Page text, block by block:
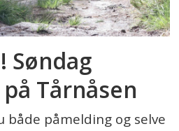
Søndag
Tårnåsen
både påmelding og selve